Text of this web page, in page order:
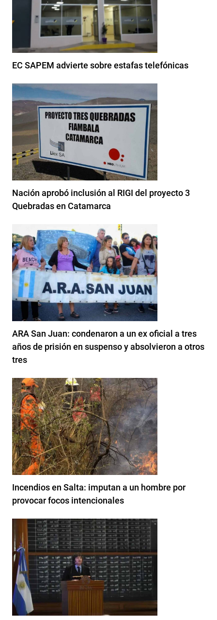
EC SAPEM advierte sobre estafas telefónicas
Nación aprobó inclusión al RIGI del proyecto 3
Quebradas en Catamarca
ARA San Juan: condenaron a un ex oficial a tres
años de prisión en suspenso y absolvieron a otros
tres
Incendios en Salta: imputan a un hombre por
provocar focos intencionales